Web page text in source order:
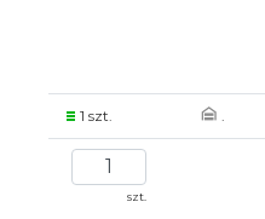
1 szt. .
szt.